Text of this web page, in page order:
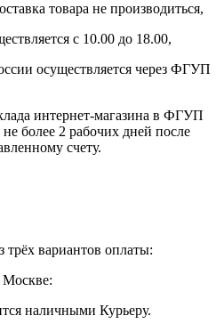
товара не производиться,
с 10.00 до 18.00,
осуществляется через ФГУП
интернет-магазина в ФГУП
более 2 рабочих дней после
счету.
вариантов оплаты:
Москве:
наличными Курьеру.